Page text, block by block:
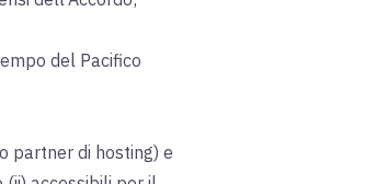
del Pacifico
partner di hosting) e